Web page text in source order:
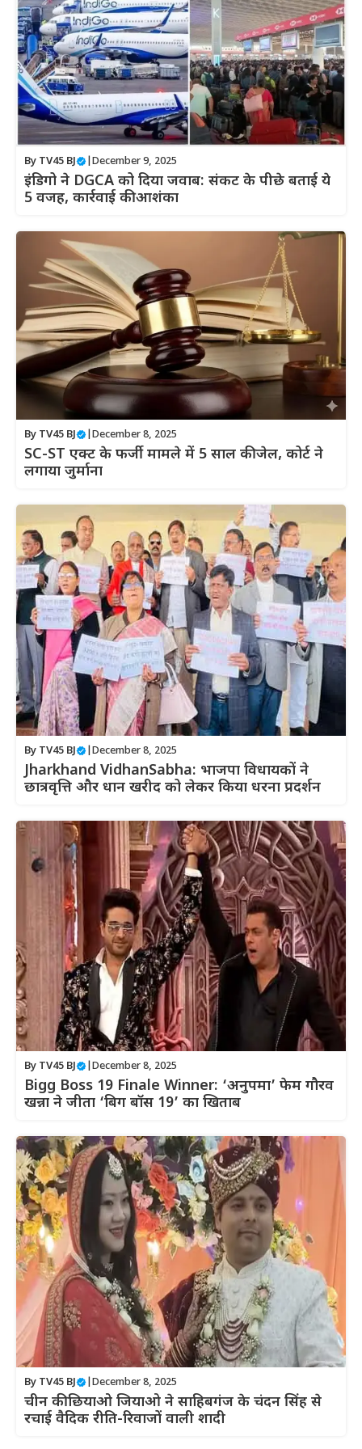
By TV45 BJ December 9, 2025
इंडिगो ने DGCA को दिया जवाब: संकट के पीछे बताई ये
5 वजह, कार्रवाई की आशंका
By TV45 BJ December 8, 2025
SC-ST एक्ट के फर्जी मामले में 5 साल की जेल, कोर्ट ने
लगाया जुर्माना
By TV45 BJ December 8, 2025
Jharkhand VidhanSabha: भाजपा विधायकों ने
छात्रवृत्ति और धान खरीद को लेकर किया धरना प्रदर्शन
By TV45 BJ December 8, 2025
Bigg Boss 19 Finale Winner: ‘अनुपमा’ फेम गौरव
खन्ना ने जीता ‘बिग बॉस 19’ का खिताब
By TV45 BJ December 8, 2025
चीन की छियाओ जियाओ ने साहिबगंज के चंदन सिंह से
रचाई वैदिक रीति-रिवाजों वाली शादी